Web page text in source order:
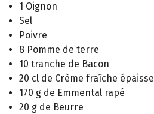
1 Oignon
Sel
Poivre
8 Pomme de terre
10 tranche de Bacon
20 cl de Crème fraîche épaisse
170 g de Emmental rapé
20 g de Beurre